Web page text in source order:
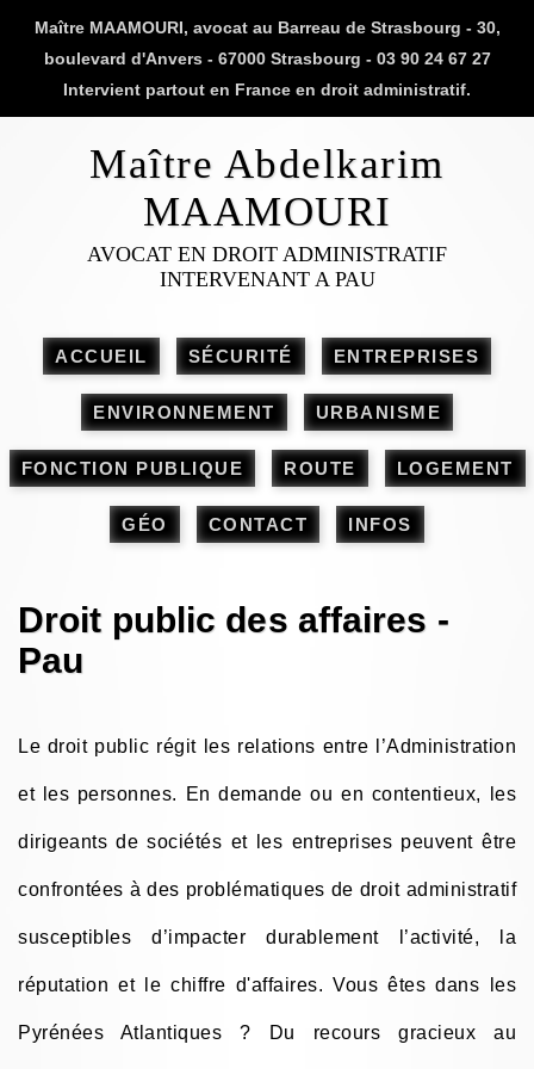
Maître MAAMOURI, avocat au Barreau de Strasbourg - 30,
boulevard d'Anvers - 67000 Strasbourg - 03 90 24 67 27
Intervient partout en France en droit administratif.
Maître Abdelkarim
MAAMOURI
AVOCAT EN DROIT ADMINISTRATIF
INTERVENANT A PAU
ACCUEIL SÉCURITÉ ENTREPRISES
ENVIRONNEMENT URBANISME
FONCTION PUBLIQUE ROUTE LOGEMENT
GÉO CONTACT INFOS
Droit public des affaires -
Pau
Le droit public régit les relations entre l’Administration
et les personnes. En demande ou en contentieux, les
dirigeants de sociétés et les entreprises peuvent être
confrontées à des problématiques de droit administratif
susceptibles d’impacter durablement l’activité, la
réputation et le chiffre d'affaires. Vous êtes dans les
Pyrénées Atlantiques ? Du recours gracieux au